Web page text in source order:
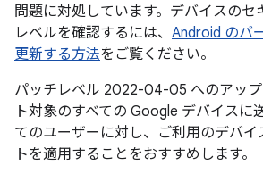
問題に対処しています。デバイスのセ
レベルを確認するには、 Android のバ
更新する方法をご覧ください。
パッチレベル 2022-04-05 へのアッ
ト対象のすべての Google デバイスに
てのユーザーに対し、ご利用のデバイ
トを適用することをおすすめします。